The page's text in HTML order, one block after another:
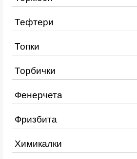
Тефтери
Топки
Торбички
Фенерчета
Фризбита
Химикалки